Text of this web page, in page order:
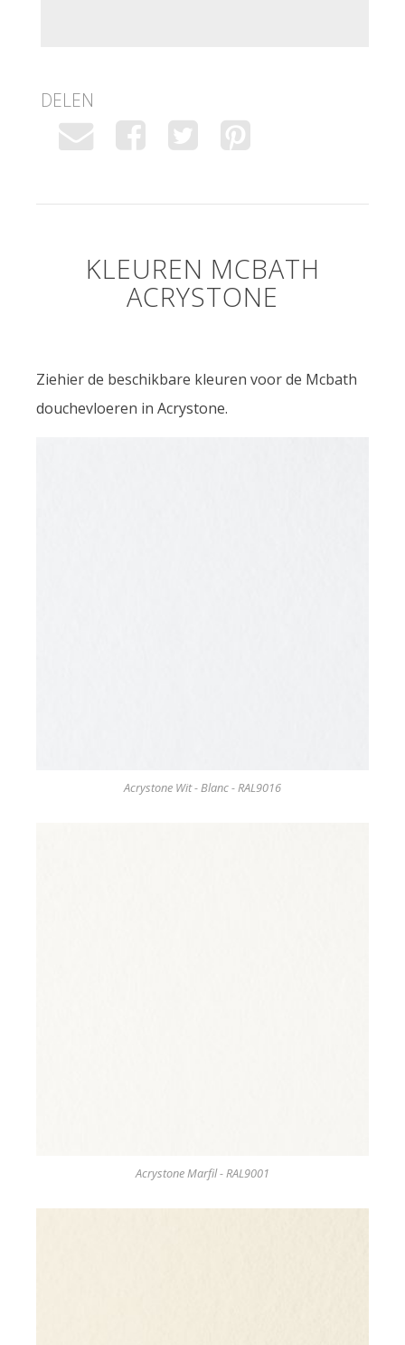
DELEN
KLEUREN MCBATH
ACRYSTONE
Ziehier de beschikbare kleuren voor de Mcbath
douchevloeren in Acrystone.
Acrystone Wit - Blanc - RAL9016
Acrystone Marfil - RAL9001